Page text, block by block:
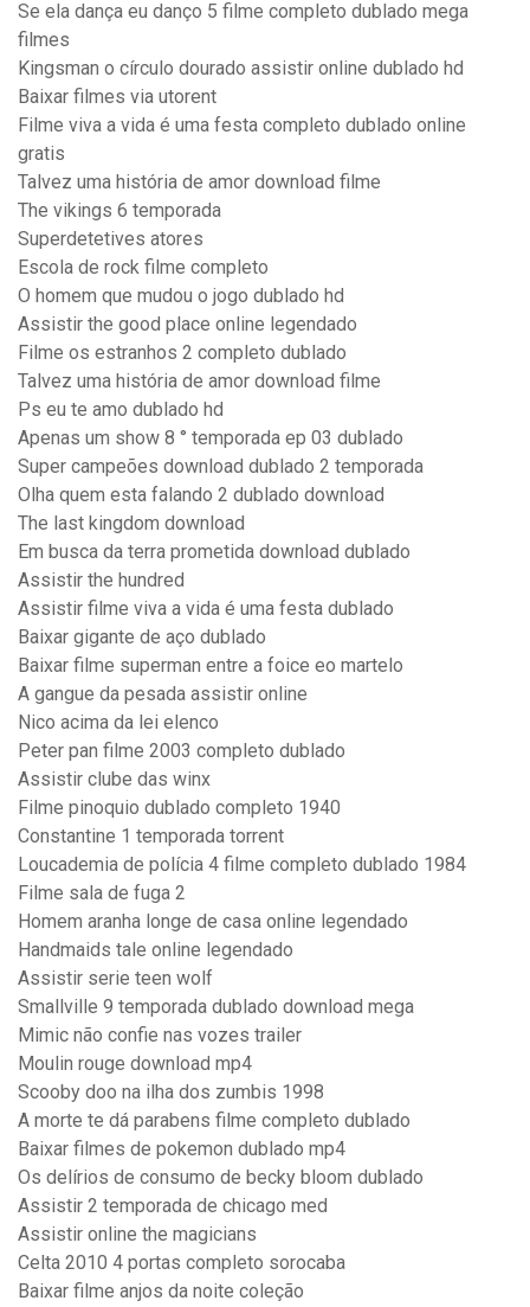
Se ela dança eu danço 5 filme completo dublado mega
filmes
Kingsman o círculo dourado assistir online dublado hd
Baixar filmes via utorent
Filme viva a vida é uma festa completo dublado online
gratis
Talvez uma história de amor download filme
The vikings 6 temporada
Superdetetives atores
Escola de rock filme completo
O homem que mudou o jogo dublado hd
Assistir the good place online legendado
Filme os estranhos 2 completo dublado
Talvez uma história de amor download filme
Ps eu te amo dublado hd
Apenas um show 8 ° temporada ep 03 dublado
Super campeões download dublado 2 temporada
Olha quem esta falando 2 dublado download
The last kingdom download
Em busca da terra prometida download dublado
Assistir the hundred
Assistir filme viva a vida é uma festa dublado
Baixar gigante de aço dublado
Baixar filme superman entre a foice eo martelo
A gangue da pesada assistir online
Nico acima da lei elenco
Peter pan filme 2003 completo dublado
Assistir clube das winx
Filme pinoquio dublado completo 1940
Constantine 1 temporada torrent
Loucademia de polícia 4 filme completo dublado 1984
Filme sala de fuga 2
Homem aranha longe de casa online legendado
Handmaids tale online legendado
Assistir serie teen wolf
Smallville 9 temporada dublado download mega
Mimic não confie nas vozes trailer
Moulin rouge download mp4
Scooby doo na ilha dos zumbis 1998
A morte te dá parabens filme completo dublado
Baixar filmes de pokemon dublado mp4
Os delírios de consumo de becky bloom dublado
Assistir 2 temporada de chicago med
Assistir online the magicians
Celta 2010 4 portas completo sorocaba
Baixar filme anjos da noite coleção